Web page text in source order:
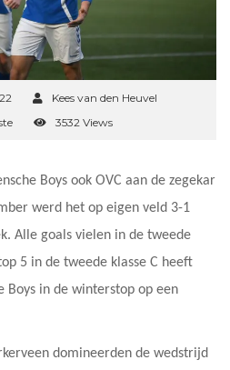
Kees van den Heuvel
3532 Views
Boys ook OVC aan de zegekar
werd het op eigen veld 3-1
Alle goals vielen in de tweede
5 in de tweede klasse C heeft
Boys in de winterstop op een
domineerden de wedstrijd